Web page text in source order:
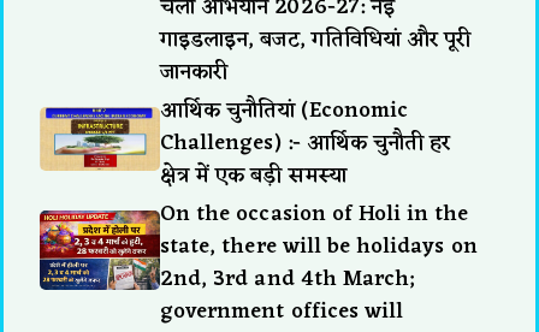
गाइडलाइन, बजट, गतिविधियां और पूरी
जानकारी
आर्थिक चुनौतियां (Economic
Challenges) :- आर्थिक चुनौती हर
क्षेत्र में एक बड़ी समस्या
On the occasion of Holi in the
state, there will be holidays on
2nd, 3rd and 4th March;
government offices will